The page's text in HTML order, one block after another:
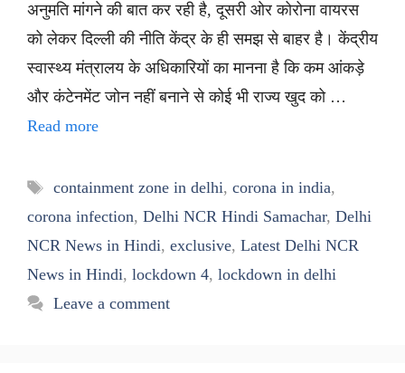
अनुमति मांगने की बात कर रही है, दूसरी ओर कोरोना वायरस
को लेकर दिल्ली की नीति केंद्र के ही समझ से बाहर है। केंद्रीय
स्वास्थ्य मंत्रालय के अधिकारियों का मानना है कि कम आंकड़े
और कंटेनमेंट जोन नहीं बनाने से कोई भी राज्य खुद को …
Read more
Tags
containment zone in delhi, corona in india,
corona infection, Delhi NCR Hindi Samachar, Delhi
NCR News in Hindi, exclusive, Latest Delhi NCR
News in Hindi, lockdown 4, lockdown in delhi
Leave a comment